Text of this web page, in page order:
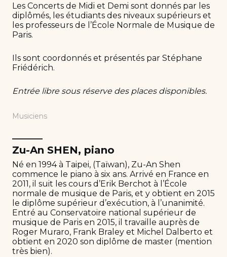
Les Concerts de Midi et Demi sont donnés par les
diplômés, les étudiants des niveaux supérieurs et
les professeurs de l’École Normale de Musique de
Paris.
Ils sont coordonnés et présentés par Stéphane
Friédérich.
Entrée libre sous réserve des places disponibles.
Musiciens
Zu-An SHEN, piano
Né en 1994 à Taipei, (Taïwan), Zu-An Shen
commence le piano à six ans. Arrivé en France en
2011, il suit les cours d’Erik Berchot à l’École
normale de musique de Paris, et y obtient en 2015
le diplôme supérieur d’exécution, à l’unanimité.
Entré au Conservatoire national supérieur de
musique de Paris en 2015, il travaille auprès de
Roger Muraro, Frank Braley et Michel Dalberto et
obtient en 2020 son diplôme de master (mention
très bien).